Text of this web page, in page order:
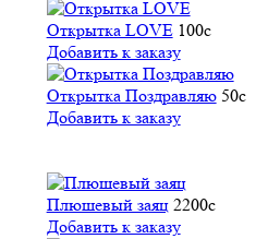
Открытка LOVE 100c
Добавить к заказу
Открытка Поздравляю 50c
Добавить к заказу
Плюшевый заяц 2200c
Добавить к заказу